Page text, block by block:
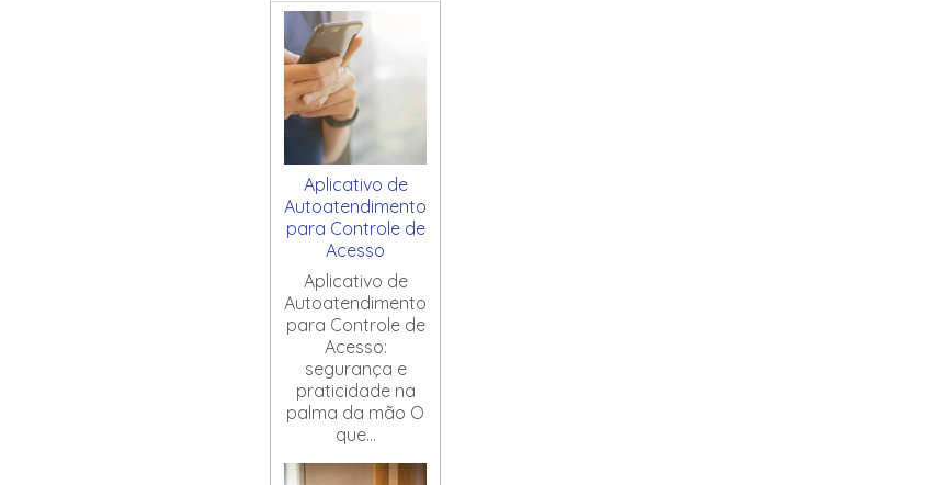
Aplicativo de
Autoatendimento
para Controle de
Acesso
Aplicativo de
Autoatendimento
para Controle de
Acesso:
segurança e
praticidade na
palma da mão O
que...